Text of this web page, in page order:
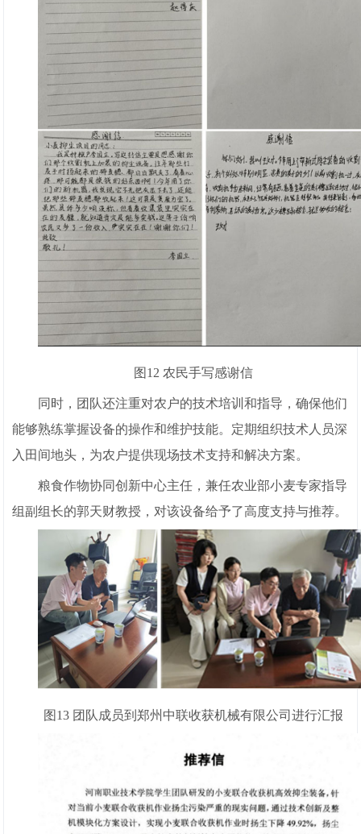
图12 农民手写感谢信
同时，团队还注重对农户的技术培训和指导，确保他们
能够熟练掌握设备的操作和维护技能。定期组织技术人员深
入田间地头，为农户提供现场技术支持和解决方案。
粮食作物协同创新中心主任，兼任农业部小麦专家指导
组副组长的郭天财教授，对该设备给予了高度支持与推荐。
图13 团队成员到郑州中联收获机械有限公司进行汇报